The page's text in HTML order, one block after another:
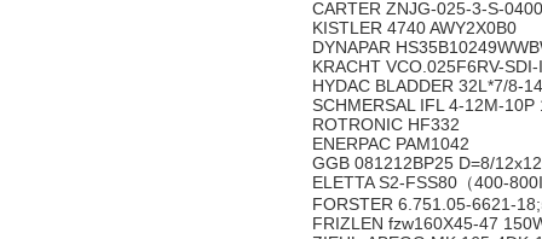
CARTER ZNJG-025-3-S-
KISTLER 4740 AWY2X0B0
DYNAPAR
KRACHT VCO.025F6RV-
HYDAC BLADDER 32L*7/8-
SCHMERSAL IFL 4-12M-10P
ROTRONIC HF332
ENERPAC PAM1042
GGB 081212BP25 D=8/12x12
ELETTA S2-FSS80（400-
FORSTER 6.751.05-6621-
FRIZLEN fzw160X45-47